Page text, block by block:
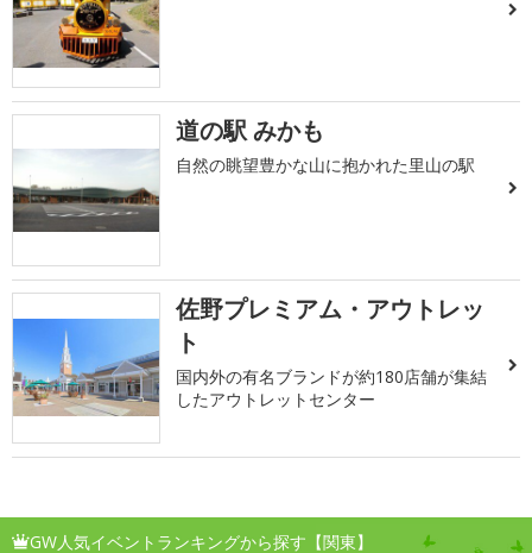
道の駅 みかも
自然の眺望豊かな山に抱かれた里山の駅
佐野プレミアム・アウトレッ
ト
国内外の有名ブランドが約180店舗が集結
したアウトレットセンター
GW人気イベントランキングから探す【関東】